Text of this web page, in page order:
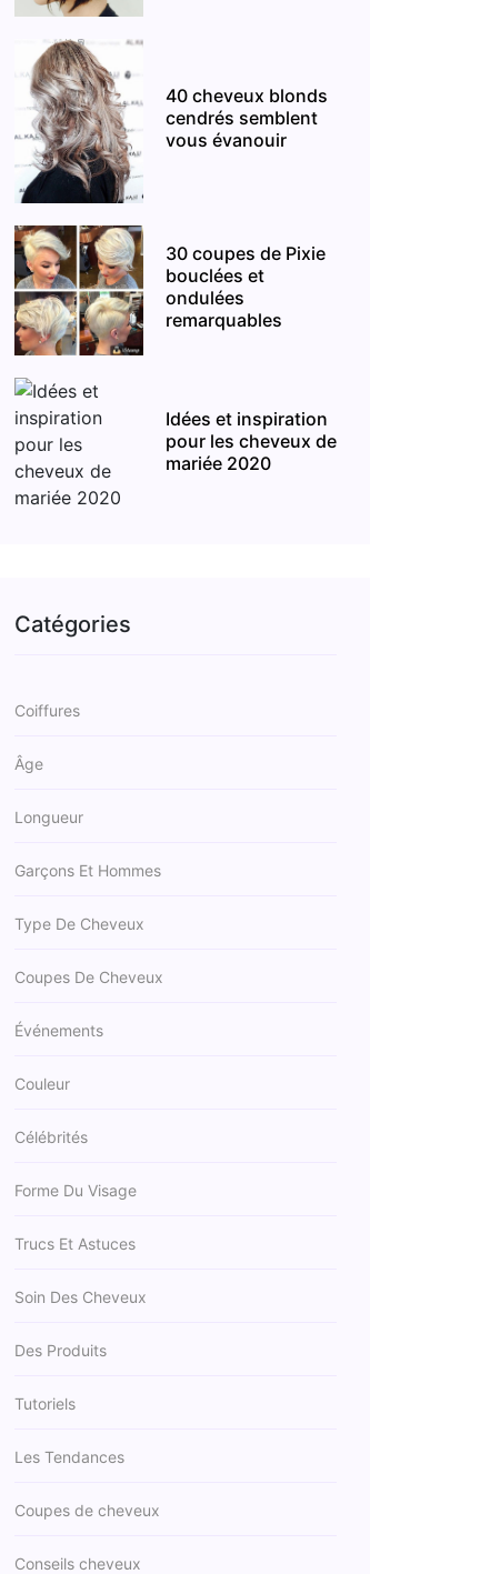
40 cheveux blonds
cendrés semblent
vous évanouir
30 coupes de Pixie
bouclées et
ondulées
remarquables
Idées et inspiration
pour les cheveux de
mariée 2020
Catégories
Coiffures
Âge
Longueur
Garçons Et Hommes
Type De Cheveux
Coupes De Cheveux
Événements
Couleur
Célébrités
Forme Du Visage
Trucs Et Astuces
Soin Des Cheveux
Des Produits
Tutoriels
Les Tendances
Coupes de cheveux
Conseils cheveux